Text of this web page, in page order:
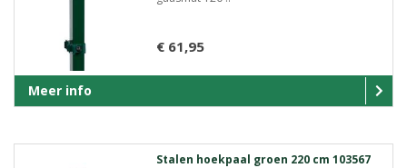
€ 61,95
Meer info
Stalen hoekpaal groen 220 cm 103567